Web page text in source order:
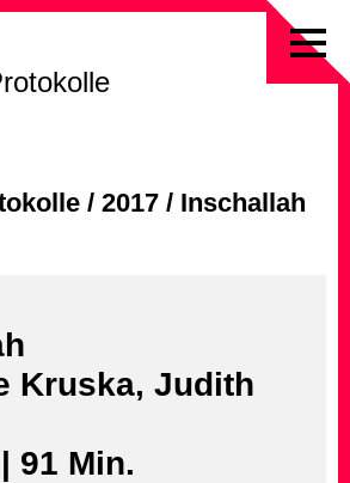
to
/ 2017 / Inschallah
Kruska, Judith
91 Min.